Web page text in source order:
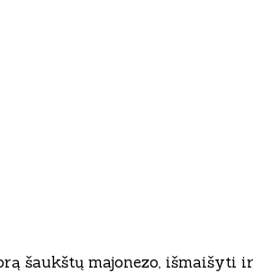
šaukštų majonezo, išmaišyti ir